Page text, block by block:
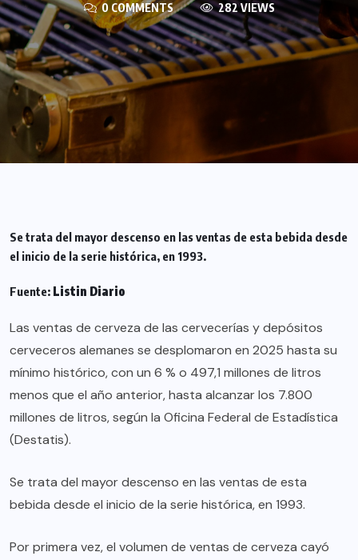
0 COMMENTS
282 VIEWS
Se trata del mayor descenso en las ventas de esta bebida desde
el inicio de la serie histórica, en 1993.
Fuente: Listin Diario
Las ventas de cerveza de las cervecerías y depósitos
cerveceros alemanes se desplomaron en 2025 hasta su
mínimo histórico, con un 6 % o 497,1 millones de litros
menos que el año anterior, hasta alcanzar los 7.800
millones de litros, según la Oficina Federal de Estadística
(Destatis).
Se trata del mayor descenso en las ventas de esta
bebida desde el inicio de la serie histórica, en 1993.
Por primera vez, el volumen de ventas de cerveza cayó